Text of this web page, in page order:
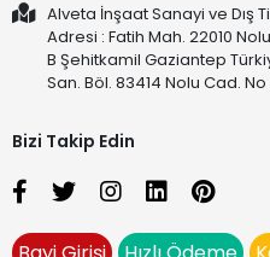
Alveta İnşaat Sanayi ve Dış
Adresi : Fatih Mah. 22010
B Şehitkamil Gaziantep
San. Böl. 83414 Nolu Cad.
Bizi Takip Edin